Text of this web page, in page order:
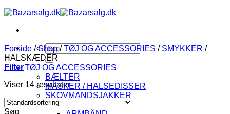
Søg
efter:
TØJ OG ACCESSORIES
BÆLTER
MASKER / HALSEDISSER
SKOVMANDSJAKKER
SMYKKER
Forside / Shop / TØJ OG ACCESSORIES / SMYKKER /
HALSKÆDER
Filter
Viser 14 resultater
Søg